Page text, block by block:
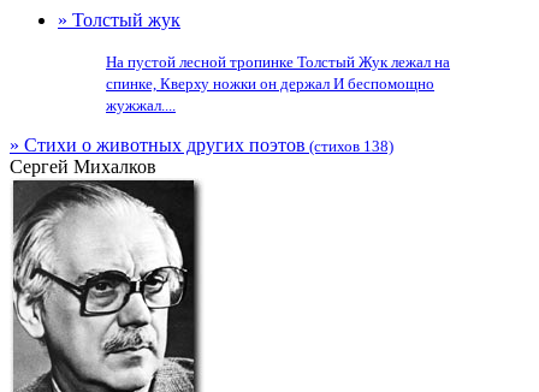
» Толстый жук
На пустой лесной тропинке Толстый Жук лежал на
спинке, Кверху ножки он держал И беспомощно
жужжал....
» Стихи о животных других поэтов (стихов 138)
Сергей Михалков